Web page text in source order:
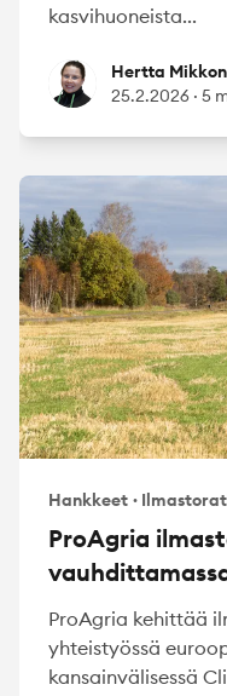
kasvihuoneista...
Hertta Mikkonen
Hertta
25.2.2026 · 5
Hankkeet ·
ProAgria
​​​​​​ProAgria kehittää
yhteistyössä
kansainvälisessä